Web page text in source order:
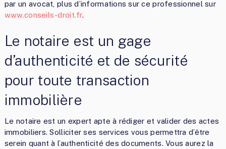
par un avocat, plus d’informations sur ce professionnel sur
www.conseils-droit.fr.
Le notaire est un gage
d’authenticité et de sécurité
pour toute transaction
immobilière
Le notaire est un expert apte à rédiger et valider des actes
immobiliers. Solliciter ses services vous permettra d’être
serein quant à l’authenticité des documents. Vous aurez la